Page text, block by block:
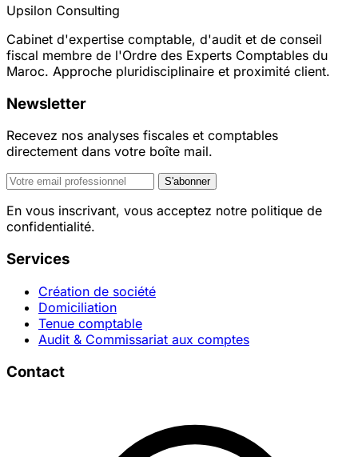
Upsilon Consulting
Cabinet d'expertise comptable, d'audit et de conseil
fiscal membre de l'Ordre des Experts Comptables du
Maroc. Approche pluridisciplinaire et proximité client.
Newsletter
Recevez nos analyses fiscales et comptables
directement dans votre boîte mail.
S'abonner
En vous inscrivant, vous acceptez notre politique de
confidentialité.
Services
Création de société
Domiciliation
Tenue comptable
Audit & Commissariat aux comptes
Contact